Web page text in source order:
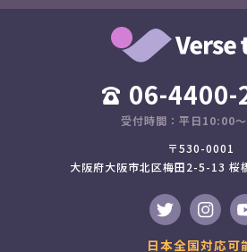
06-4400-
受付時間：平日10:00
〒530-0001
大阪府大阪市北区梅田2-5-13 桜
日本全国対応可